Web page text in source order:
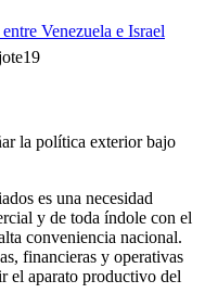
Venezuela e Israel
la política exterior bajo
es una necesidad
y de toda índole con el
conveniencia nacional.
financieras y operativas
el aparato productivo del